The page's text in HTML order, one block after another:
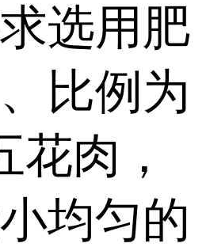
选用肥
比例为
花肉，
均匀的